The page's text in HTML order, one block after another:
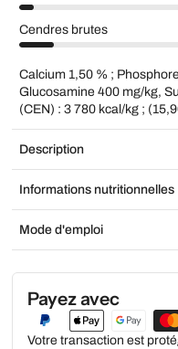
Cendres brutes
Calcium 1,50 % ;
Glucosamine 400 mg/kg,
(CEN) : 3 780 kcal/kg ;
Description
Informations nutritionnelles
Mode d'emploi
Payez avec
Votre transaction est